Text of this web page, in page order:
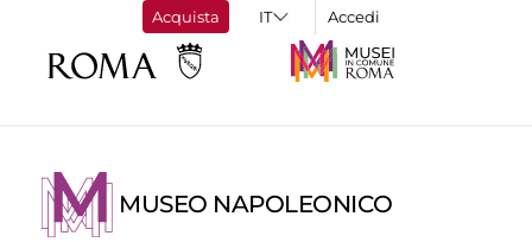
Acquista Accedi
MUSEO NAPOLEONICO